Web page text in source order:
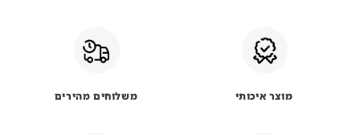
מוצר איכותי משלוחים מהירים